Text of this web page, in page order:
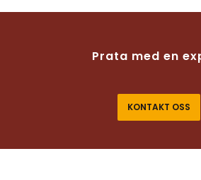
Prata med en
KONTAKT OSS